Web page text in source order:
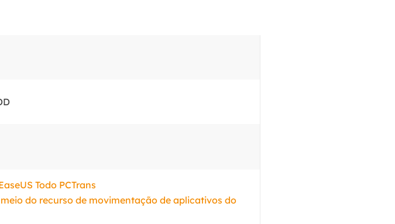
Todo PCTrans
do recurso de movimentação de aplicativos do